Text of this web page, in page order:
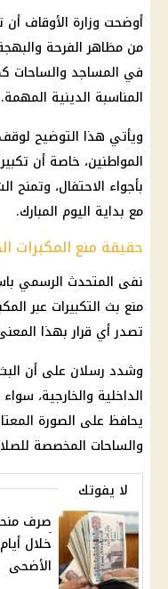
أوضحت وزارة الأوقاف أن
من مظاهر الفرحة
في المساجد والساحات
المناسبة الدينية المهمة.
ويأتي هذا التوضيح
المواطنين، خاصة أن
بأجواء الاحتفال، وتمنح
مع بداية اليوم المبارك.
حقيقة منع المكبرات
نفى المتحدث الرسمي
منع بث التكبيرات عبر
تصدر أي قراربهذا
وشدد رسلان على أن
الداخلية والخارجية،
يحافظ على الصورة
والساحات المخصصة
لا يفوتك
خلال
الأضحى